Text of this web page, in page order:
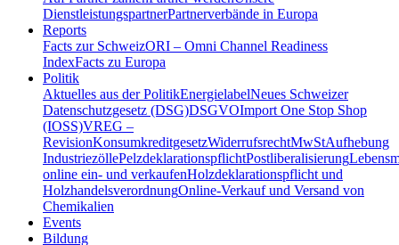
DienstleistungspartnerPartnerverbände in Europa
Reports
Facts zur SchweizORI – Omni Channel Readiness
IndexFacts zu Europa
Politik
Aktuelles aus der PolitikEnergielabelNeues Schweizer
Datenschutzgesetz (DSG)DSGVOImport One Stop Shop
(IOSS)VREG –
RevisionKonsumkreditgesetzWiderrufsrechtMwStAufhebung
IndustriezöllePelzdeklarationspflichtPostliberalisierung
online ein- und verkaufenHolzdeklarationspflicht und
HolzhandelsverordnungOnline-Verkauf und Versand von
Chemikalien
Events
Bildung